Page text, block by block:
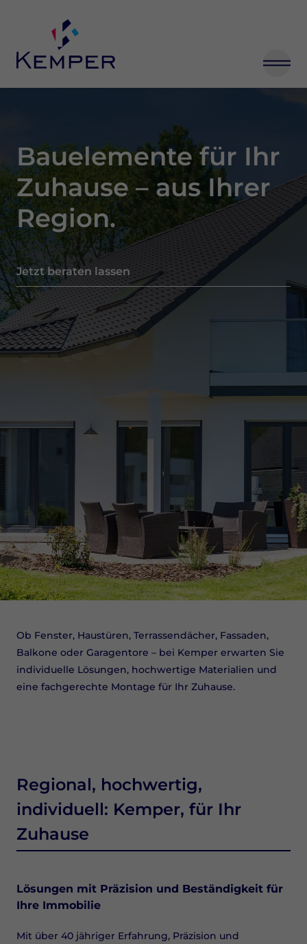
Bauelemente für Ihr
Zuhause – aus Ihrer
Region.
Jetzt beraten lassen
Ob Fenster, Haustüren, Terrassendächer, Fassaden,
Balkone oder Garagentore – bei Kemper erwarten Sie
individuelle Lösungen, hochwertige Materialien und
eine fachgerechte Montage für Ihr Zuhause.
Regional, hochwertig,
individuell: Kemper, für Ihr
Zuhause
Lösungen mit Präzision und Beständigkeit für
Ihre Immobilie
Mit über 40 jähriger Erfahrung, Präzision und